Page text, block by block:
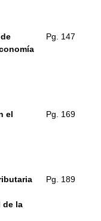
Pg. 147
el
Pg. 169
de la
Pg. 189